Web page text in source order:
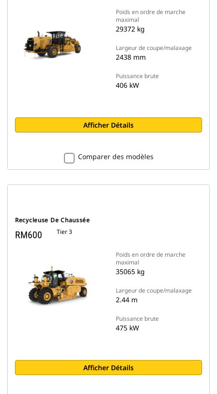
Poids en ordre de marche
maximal
29372 kg
Largeur de coupe/malaxage
2438 mm
Puissance brute
406 kW
Afficher Détails
Comparer des modèles
Recycleuse De Chaussée
RM600 Tier 3
Poids en ordre de marche
maximal
35065 kg
Largeur de coupe/malaxage
2.44 m
Puissance brute
475 kW
Afficher Détails